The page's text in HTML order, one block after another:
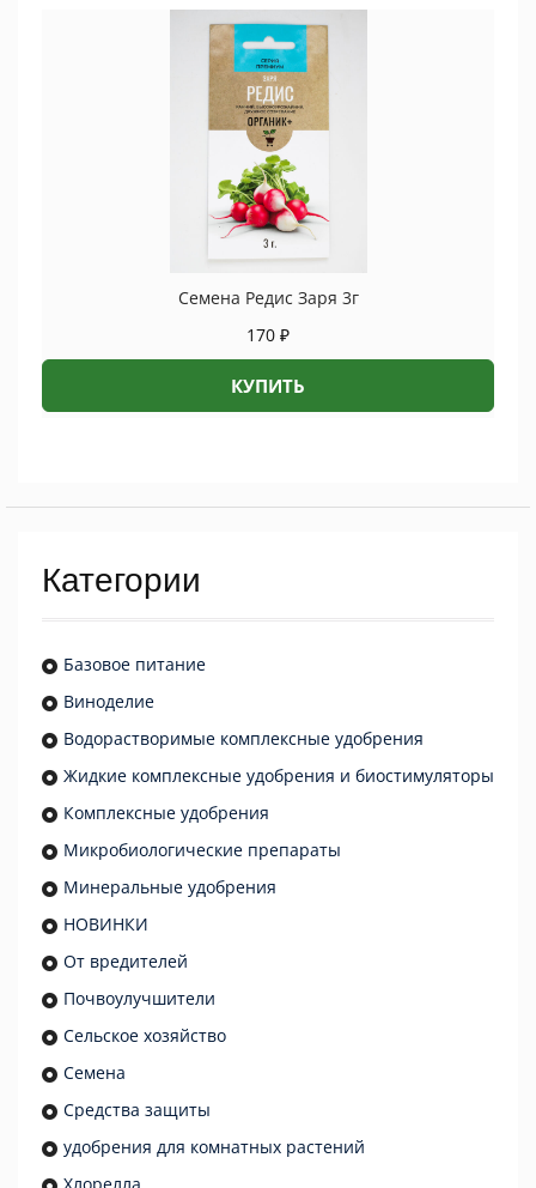
Семена Редис Заря 3г
170 ₽
КУПИТЬ
Категории
Базовое питание
Виноделие
Водорастворимые комплексные удобрения
Жидкие комплексные удобрения и биостимуляторы
Комплексные удобрения
Микробиологические препараты
Минеральные удобрения
НОВИНКИ
От вредителей
Почвоулучшители
Сельское хозяйство
Семена
Средства защиты
удобрения для комнатных растений